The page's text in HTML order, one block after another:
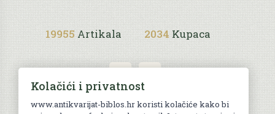
19955 Artikala 2034 Kupaca
Kolačići i privatnost
www.antikvarijat-biblos.hr koristi kolačiće kako bi